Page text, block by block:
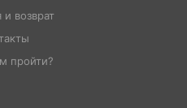
и возврат
пройти?